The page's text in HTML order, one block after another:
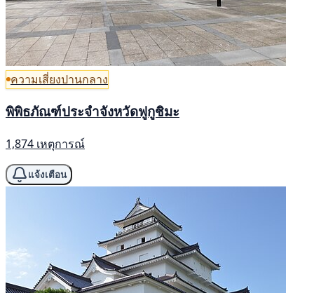
ความเสี่ยงปานกลาง
พิพิธภัณฑ์ประจำจังหวัดฟูกูชิมะ
1,874 เหตุการณ์
แจ้งเตือน